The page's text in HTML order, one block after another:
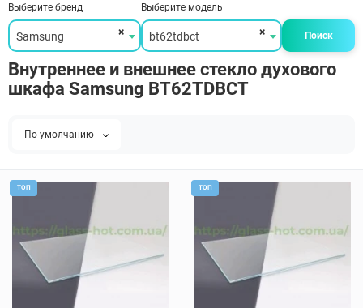
Выберите бренд
×
Samsung
Выберите модель
×
bt62tdbct Поиск
Внутреннее и внешнее стекло духового
шкафа Samsung BT62TDBCT
По умолчанию
ТОП ТОП